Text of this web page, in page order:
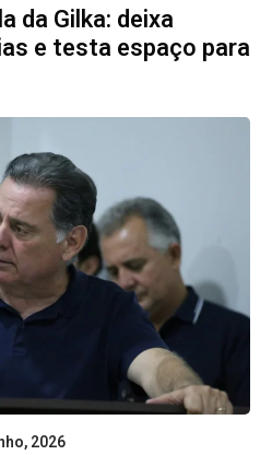
da Gilka: deixa
e testa espaço para
2026